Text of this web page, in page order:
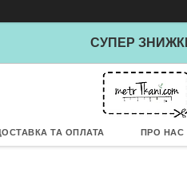
СУПЕР
ТА ОПЛАТА ПРО НАС